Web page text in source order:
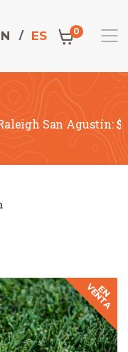
ES 0
San Agustín:
El precio $
El precio